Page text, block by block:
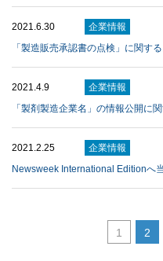
2021.6.30
企業情報
「製造販売承認書の点検」に関す
2021.4.9
企業情報
「製剤製造企業名」の情報公開に
2021.2.25
企業情報
Newsweek International Editionへ
1 2